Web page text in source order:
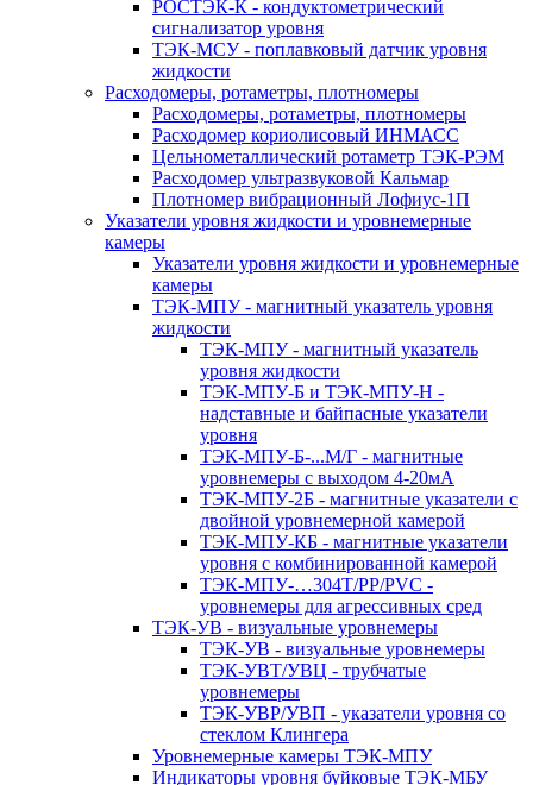
РОСТЭК-К - кондуктометрический
сигнализатор уровня
ТЭК-МСУ - поплавковый датчик уровня
жидкости
Расходомеры, ротаметры, плотномеры
Расходомеры, ротаметры, плотномеры
Расходомер кориолисовый ИНМАСС
Цельнометаллический ротаметр ТЭК-РЭМ
Расходомер ультразвуковой Кальмар
Плотномер вибрационный Лофиус-1П
Указатели уровня жидкости и уровнемерные
камеры
Указатели уровня жидкости и уровнемерные
камеры
ТЭК-МПУ - магнитный указатель уровня
жидкости
ТЭК-МПУ - магнитный указатель
уровня жидкости
ТЭК-МПУ-Б и ТЭК-МПУ-Н -
надставные и байпасные указатели
уровня
ТЭК-МПУ-Б-...М/Г - магнитные
уровнемеры с выходом 4-20мА
ТЭК-МПУ-2Б - магнитные указатели с
двойной уровнемерной камерой
ТЭК-МПУ-КБ - магнитные указатели
уровня с комбинированной камерой
ТЭК-МПУ-…304Т/PP/PVC -
уровнемеры для агрессивных сред
ТЭК-УВ - визуальные уровнемеры
ТЭК-УВ - визуальные уровнемеры
ТЭК-УВТ/УВЦ - трубчатые
уровнемеры
ТЭК-УВР/УВП - указатели уровня со
стеклом Клингера
Уровнемерные камеры ТЭК-МПУ
Индикаторы уровня буйковые ТЭК-МБУ